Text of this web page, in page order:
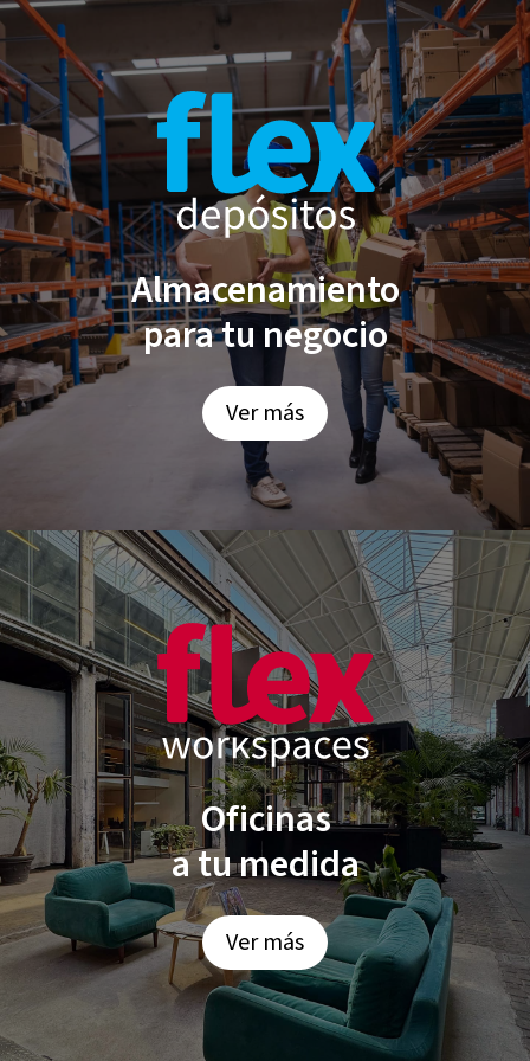
Almacenamiento
para tu negocio
Ver más
Oficinas
a tu medida
Ver más